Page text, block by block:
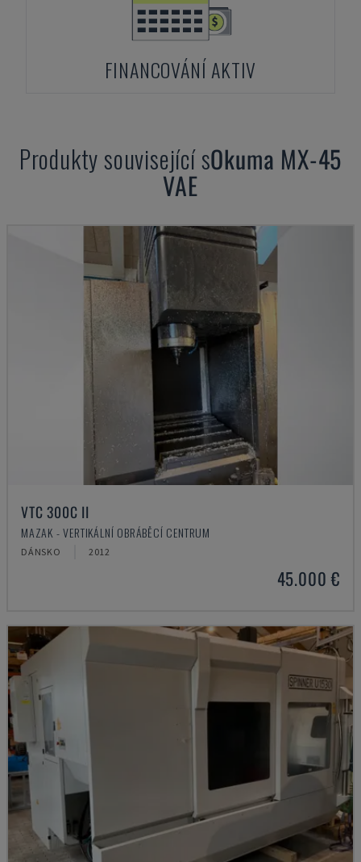
FINANCOVÁNÍ AKTIV
Produkty související sOkuma MX-45
VAE
VTC 300C II
MAZAK - VERTIKÁLNÍ OBRÁBĚCÍ CENTRUM
DÁNSKO 2012
45.000 €